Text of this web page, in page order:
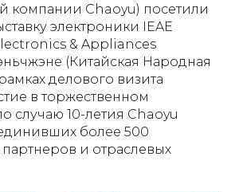
компании Chaoyu) посетили
электроники IEAE
& Appliances
(Китайская Народная
делового визита
в торжественном
случаю 10-летия Chaoyu
более 500
партнеров и отраслевых